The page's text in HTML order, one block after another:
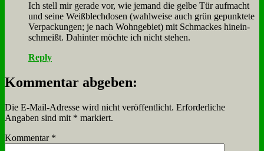
Ich stell mir ge­ra­de vor, wie je­mand die gel­be Tür auf­macht
und sei­ne Weiß­blech­do­sen (wahl­wei­se auch grün ge­punk­te­te
Ver­packun­gen; je nach Wohn­ge­biet) mit Schmackes hin­ein­
schmeißt. Da­hin­ter möch­te ich nicht ste­hen.
Reply
Kommentar abgeben:
Die E-Mail-Adresse wird nicht veröffentlicht. Erforderliche
Angaben sind mit * markiert.
Kommentar *